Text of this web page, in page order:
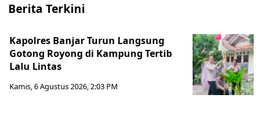
Berita Terkini
Kapolres Banjar Turun Langsung
Gotong Royong di Kampung Tertib
Lalu Lintas
Kamis, 6 Agustus 2026, 2:03 PM